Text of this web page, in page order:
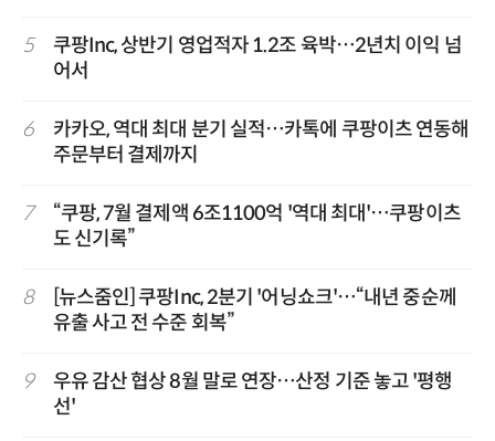
5
쿠팡Inc, 상반기 영업적자 1.2조 육박…2년치 이익 넘
어서
6
카카오, 역대 최대 분기 실적…카톡에 쿠팡이츠 연동해
주문부터 결제까지
7
“쿠팡, 7월 결제액 6조1100억 '역대 최대'…쿠팡이츠
도 신기록”
8
[뉴스줌인] 쿠팡Inc, 2분기 '어닝쇼크'…“내년 중순께
유출 사고 전 수준 회복”
9
우유 감산 협상 8월 말로 연장…산정 기준 놓고 '평행
선'